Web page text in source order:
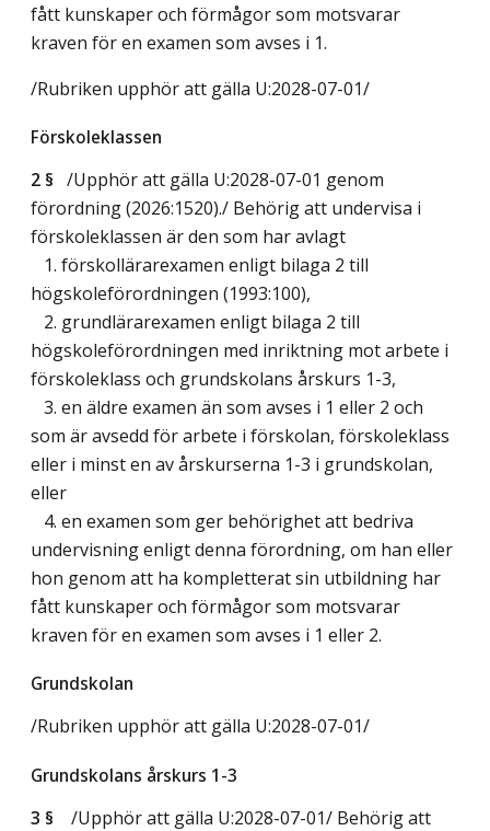
fått kunskaper och förmågor som motsvarar
kraven för en examen som avses i 1.
/Rubriken upphör att gälla U:2028-07-01/
Förskoleklassen
2 § /Upphör att gälla U:2028-07-01 genom
förordning (2026:1520)./ Behörig att undervisa i
förskoleklassen är den som har avlagt
1. förskollärarexamen enligt bilaga 2 till
högskoleförordningen (1993:100),
2. grundlärarexamen enligt bilaga 2 till
högskoleförordningen med inriktning mot arbete i
förskoleklass och grundskolans årskurs 1-3,
3. en äldre examen än som avses i 1 eller 2 och
som är avsedd för arbete i förskolan, förskoleklass
eller i minst en av årskurserna 1-3 i grundskolan,
eller
4. en examen som ger behörighet att bedriva
undervisning enligt denna förordning, om han eller
hon genom att ha kompletterat sin utbildning har
fått kunskaper och förmågor som motsvarar
kraven för en examen som avses i 1 eller 2.
Grundskolan
/Rubriken upphör att gälla U:2028-07-01/
Grundskolans årskurs 1-3
3 §
/Upphör att gälla U:2028-07-01/ Behörig att